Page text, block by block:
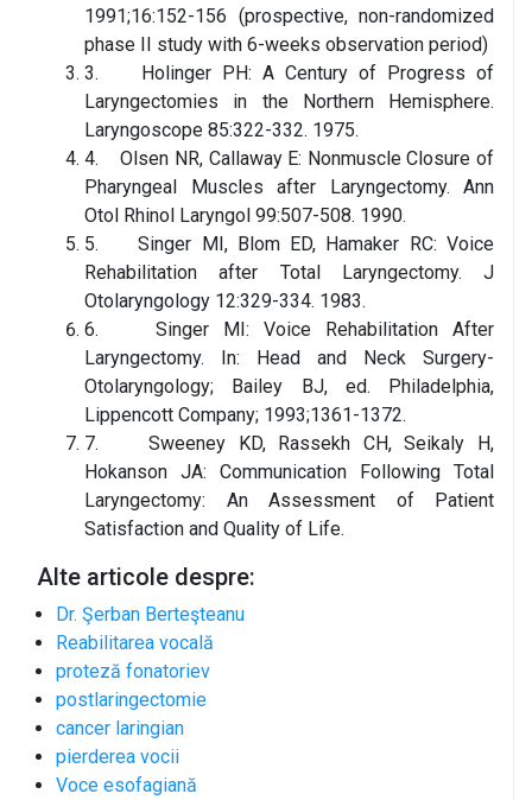
1991;16:152-156 (prospective, non-randomized
phase II study with 6-weeks observation period)
3. Holinger PH: A Century of Progress of
Laryngectomies in the Northern Hemisphere.
Laryngoscope 85:322-332. 1975.
4. Olsen NR, Callaway E: Nonmuscle Closure of
Pharyngeal Muscles after Laryngectomy. Ann
Otol Rhinol Laryngol 99:507-508. 1990.
5. Singer MI, Blom ED, Hamaker RC: Voice
Rehabilitation after Total Laryngectomy. J
Otolaryngology 12:329-334. 1983.
6. Singer MI: Voice Rehabilitation After
Laryngectomy. In: Head and Neck Surgery-
Otolaryngology; Bailey BJ, ed. Philadelphia,
Lippencott Company; 1993;1361-1372.
7. Sweeney KD, Rassekh CH, Seikaly H,
Hokanson JA: Communication Following Total
Laryngectomy: An Assessment of Patient
Satisfaction and Quality of Life.
Alte articole despre:
Dr. Şerban Berteşteanu
Reabilitarea vocală
proteză fonatoriev
postlaringectomie
cancer laringian
pierderea vocii
Voce esofagiană